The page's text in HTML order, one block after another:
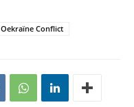
Oekraïne Conflict